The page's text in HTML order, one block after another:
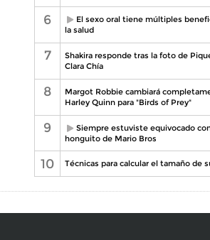
6
El sexo oral tiene múltiples
la salud
7
Shakira responde tras la foto de
Clara Chía
8
Margot Robbie cambiará
Harley Quinn para "Birds of Prey"
9
Siempre estuviste equivocado
honguito de Mario Bros
10 Técnicas para calcular el tamaño de